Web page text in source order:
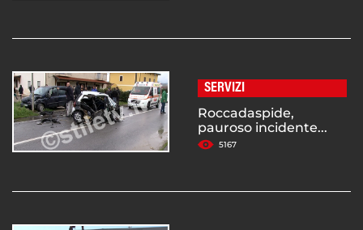
SERVIZI
Roccadaspide,
pauroso incidente...
5167